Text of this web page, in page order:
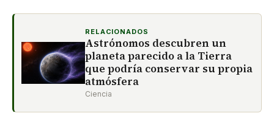
RELACIONADOS
Astrónomos descubren un
planeta parecido a la Tierra
que podría conservar su propia
atmósfera
Ciencia